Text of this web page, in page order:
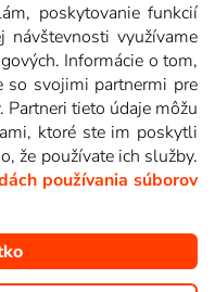
sú zobrazované obrázky
v Lepšia.TV.
poskytovanie funkcií
návštevnosti využívame
Informácie o tom,
so svojimi partnermi pre
Partneri tieto údaje môžu
ktoré ste im poskytli
že používate ich služby.
používania súborov